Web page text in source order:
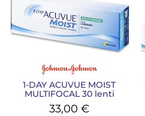
1-DAY ACUVUE MOIST
MULTIFOCAL 30 lenti
33,00€